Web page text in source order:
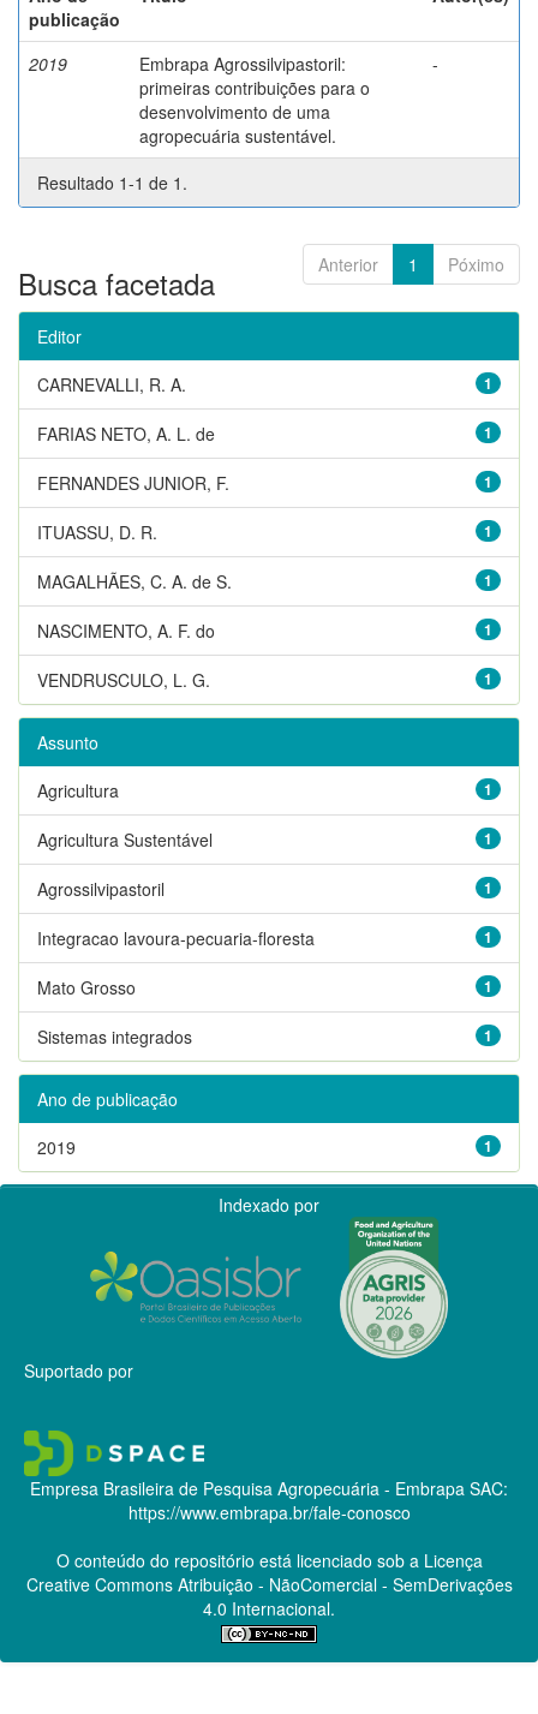
publicação
2019
Embrapa Agrossilvipastoril:
primeiras contribuições para o
desenvolvimento de uma
agropecuária sustentável.
-
Resultado 1-1 de 1.
Anterior 1 Póximo
Busca facetada
Editor
1
CARNEVALLI, R. A.
1
FARIAS NETO, A. L. de
1
FERNANDES JUNIOR, F.
1
ITUASSU, D. R.
1
MAGALHÃES, C. A. de S.
1
NASCIMENTO, A. F. do
1
VENDRUSCULO, L. G.
Assunto
1
Agricultura
1
Agricultura Sustentável
1
Agrossilvipastoril
1
Integracao lavoura-pecuaria-floresta
1
Mato Grosso
1
Sistemas integrados
Ano de publicação
1
2019
Indexado por
Suportado por
Empresa Brasileira de Pesquisa Agropecuária - Embrapa SAC:
https://www.embrapa.br/fale-conosco
O conteúdo do repositório está licenciado sob a Licença
Creative CommonsAtribuição - NãoComercial - SemDerivações
4.0 Internacional.